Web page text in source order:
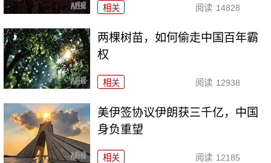
相关 阅读 14828
两棵树苗，如何偷走中国百年霸
权
相关 阅读 12938
美伊签协议伊朗获三千亿，中国
身负重望
相关 阅读 12185